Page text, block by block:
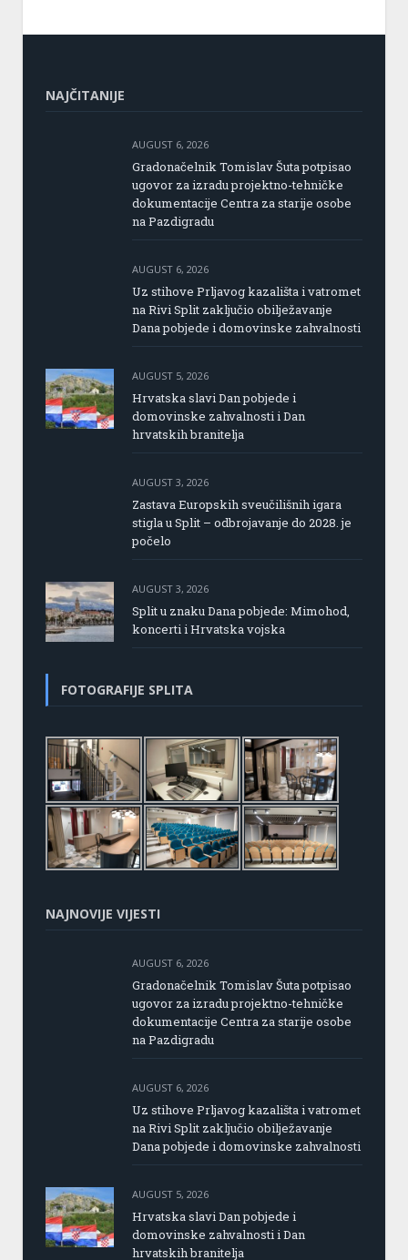
NAJČITANIJE
AUGUST 6, 2026
Gradonačelnik Tomislav Šuta potpisao
ugovor za izradu projektno-tehničke
dokumentacije Centra za starije osobe
na Pazdigradu
AUGUST 6, 2026
Uz stihove Prljavog kazališta i vatromet
na Rivi Split zaključio obilježavanje
Dana pobjede i domovinske zahvalnosti
AUGUST 5, 2026
Hrvatska slavi Dan pobjede i
domovinske zahvalnosti i Dan
hrvatskih branitelja
AUGUST 3, 2026
Zastava Europskih sveučilišnih igara
stigla u Split – odbrojavanje do 2028. je
počelo
AUGUST 3, 2026
Split u znaku Dana pobjede: Mimohod,
koncerti i Hrvatska vojska
FOTOGRAFIJE SPLITA
NAJNOVIJE VIJESTI
AUGUST 6, 2026
Gradonačelnik Tomislav Šuta potpisao
ugovor za izradu projektno-tehničke
dokumentacije Centra za starije osobe
na Pazdigradu
AUGUST 6, 2026
Uz stihove Prljavog kazališta i vatromet
na Rivi Split zaključio obilježavanje
Dana pobjede i domovinske zahvalnosti
AUGUST 5, 2026
Hrvatska slavi Dan pobjede i
domovinske zahvalnosti i Dan
hrvatskih branitelja